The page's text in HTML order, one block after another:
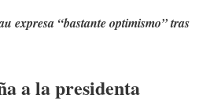
expresa “bastante optimismo” tras
a la presidenta